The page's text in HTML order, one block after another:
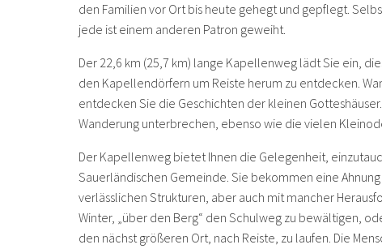
den Familien vor Ort bis heute gehegt und gepflegt.
jede ist einem anderen Patron geweiht.
Der 22,6 km (25,7 km) lange Kapellenweg lädt Sie ein,
den Kapellendörfern um Reiste herum zu entdecken.
entdecken Sie die Geschichten der kleinen
Wanderung unterbrechen, ebenso wie die vielen
Der Kapellenweg bietet Ihnen die Gelegenheit,
Sauerländischen Gemeinde. Sie bekommen eine
verlässlichen Strukturen, aber auch mit mancher
Winter, „über den Berg“ den Schulweg zu bewältigen,
den nächst größeren Ort, nach Reiste, zu laufen. Die